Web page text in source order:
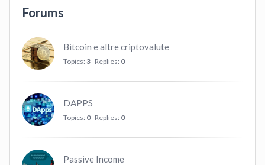
Forums
Bitcoin e altre criptovalute
Topics: 3 Replies: 0
DAPPS
Topics: 0 Replies: 0
Passive Income